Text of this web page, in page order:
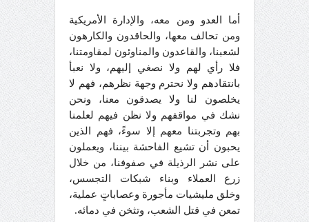
أما العدو ومن معه، والإدارة الأمريكية
ومن تحالف معها، والحاقدون والكارهون
لشعبنا، والقاعدون والمناوئون لمقاومتنا،
فلا رأي لهم ولا نصغي إليهم، ولا نعبأ
بانتقادهم ولا نحترم وجهة نظرهم، فهم لا
يخلصون لنا ولا يصدقون معنا، ونحن
نشك في مواقفهم ولا نظن فيهم لعلمنا
بهم وتجربتنا معهم إلا سوءً، فهم الذين
يحبون أن تشيع الفاحشة بيننا، ويعملون
على نشر الرذيلة في صفوفنا، من خلال
زرع العملاء وبناء شبكات التجسس،
وخلق مليشيات مأجورة وعصاباتٍ عملية،
تمعن في قتل الشعب، وتثخن في دمائه.